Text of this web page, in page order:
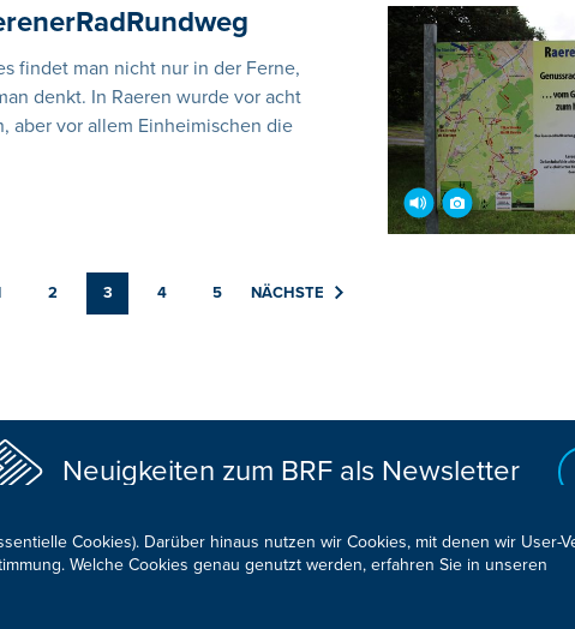
findet man nicht nur in der Ferne,
denkt. In Raeren wurde vor acht
aber vor allem Einheimischen die
2 3 4 5 NÄCHSTE
Neuigkeiten zum BRF als Newsletter
Cookies). Darüber hinaus nutzen wir Cookies, mit denen wir User-
Welche Cookies genau genutzt werden, erfahren Sie in unseren